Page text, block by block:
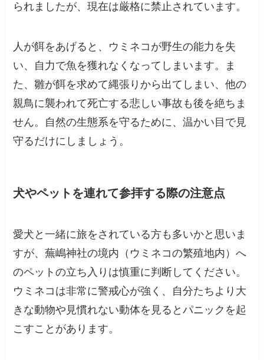
られましたが、現在は厳格に禁止されています。
人が餌をあげると、ウミネコが野生の能力を失
い、自力で魚を獲れなくなってしまいます。ま
た、雛が餌を求めて縄張りから出てしまい、他の
親鳥に襲われて死亡する悲しい事故も後を絶ちま
せん。自然の生態系を守るために、温かい目で見
守るだけにしましょう。
犬やペットを連れて参拝する際の注意点
愛犬と一緒に旅をされている方も多いかと思いま
すが、蕪嶋神社の境内（ウミネコの繁殖地内）へ
のペットの立ち入りは慎重に判断してください。
ウミネコは非常に警戒心が強く、自分たちより大
きな動物や見慣れない動体を見るとパニックを起
こすことがあります。